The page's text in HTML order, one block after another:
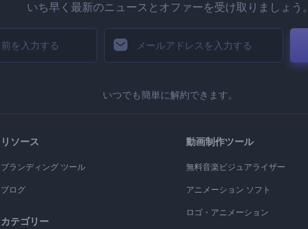
いち早く最新のニュースとオファーを受け取りましょう。
いつでも簡単に解約できます。
リソース
ブランディング ツール
ブログ
カテゴリー
動画制作ツール
無料音楽ビジュアライザー
アニメーション ソフト
ロゴ・アニメーション